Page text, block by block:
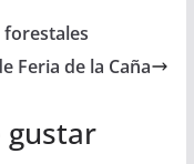
forestales
Feria de la Caña
gustar